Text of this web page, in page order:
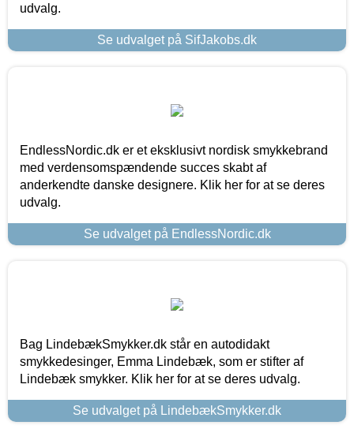
udvalg.
Se udvalget på SifJakobs.dk
EndlessNordic.dk er et eksklusivt nordisk smykkebrand
med verdensomspændende succes skabt af
anderkendte danske designere. Klik her for at se deres
udvalg.
Se udvalget på EndlessNordic.dk
Bag LindebækSmykker.dk står en autodidakt
smykkedesinger, Emma Lindebæk, som er stifter af
Lindebæk smykker. Klik her for at se deres udvalg.
Se udvalget på LindebækSmykker.dk